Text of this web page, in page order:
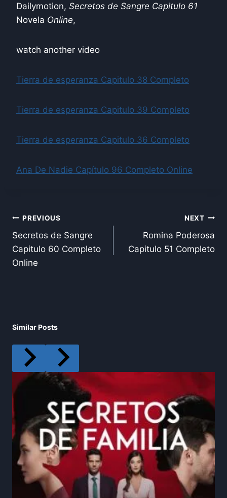
Dailymotion, Secretos de Sangre Capitulo 61
Novela Online,
watch another video
Tierra de esperanza Capitulo 38 Completo
Tierra de esperanza Capitulo 39 Completo
Tierra de esperanza Capitulo 36 Completo
Ana De Nadie Capítulo 96 Completo Online
Post
navigation
PREVIOUS
Secretos de Sangre
Capitulo 60 Completo
Online
NEXT
Romina Poderosa
Capitulo 51 Completo
Similar Posts